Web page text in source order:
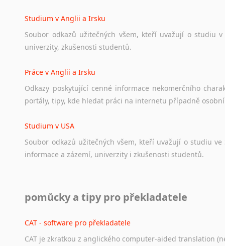
Studium v Anglii a Irsku
Soubor odkazů užitečných všem, kteří uvažují o studiu v
univerzity, zkušenosti studentů.
Práce v Anglii a Irsku
Odkazy poskytující cenné informace nekomerčního
portály, tipy, kde hledat práci na internetu případně osobní
Studium v USA
Soubor odkazů užitečných všem, kteří uvažují o studiu ve
informace a zázemí, univerzity i zkušenosti studentů.
Odkazy poskytující cenné informace nekomerčního
Studium v Austrálii
pomůcky a tipy pro překladatele
CAT - software pro překladatele
CAT je zkratkou z anglického computer-aided translation